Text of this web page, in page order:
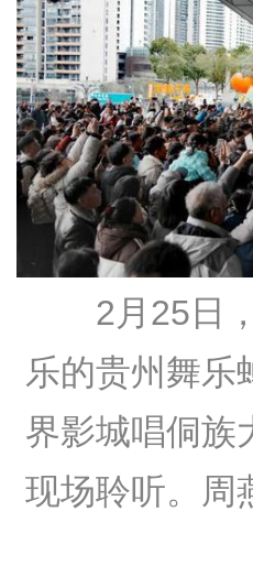
2月25日
乐的贵州舞乐
界影城唱侗族
现场聆听。周